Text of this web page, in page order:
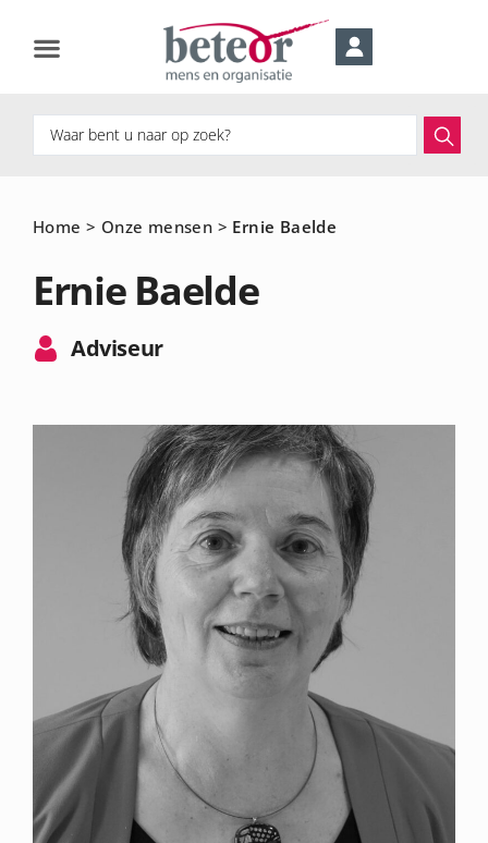
Home > Onze mensen > Ernie Baelde
Ernie Baelde
Adviseur